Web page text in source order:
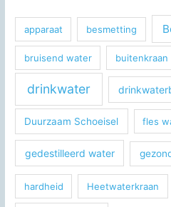
apparaat besmetting
bruisend water buitenkraan
drinkwater
Duurzaam Schoeisel fles
gedestilleerd water
hardheid Heetwaterkraan